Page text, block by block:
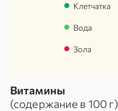
Клетчатка
Вода
Зола
Витамины
(содержание в 100 г)